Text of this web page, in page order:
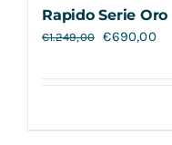
Rapido Serie Oro
€1.249,00 €690,00